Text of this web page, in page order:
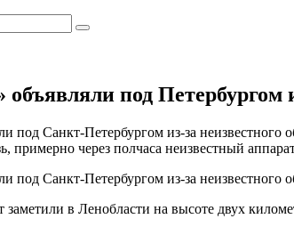
под Петербургом
под Санкт-Петербургом из-за
примерно через полчаса неизвестный
под Санкт-Петербургом из-за неизвестного
в Ленобласти на высоте двух